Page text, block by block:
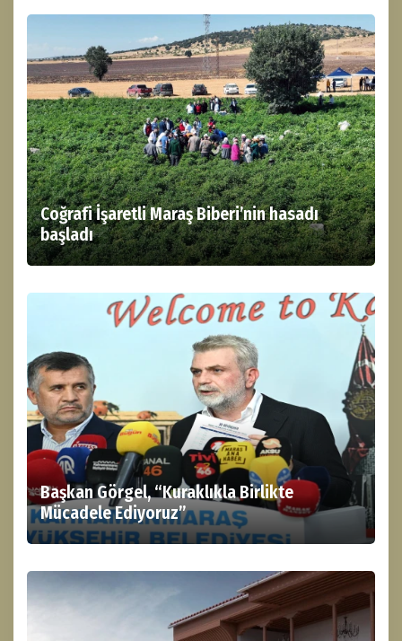
Coğrafi İşaretli Maraş Biberi’nin hasadı
başladı
Başkan Görgel, “Kuraklıkla Birlikte
Mücadele Ediyoruz”